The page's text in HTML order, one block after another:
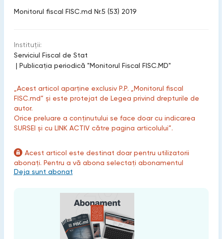
Monitorul fiscal FISC.md Nr.5 (53) 2019
Instituții:
Serviciul Fiscal de Stat
| Publicaţia periodică "Monitorul Fiscal FISC.MD"
„Acest articol aparține exclusiv P.P. „Monitorul fiscal
FISC.md” și este protejat de Legea privind drepturile de
autor.
Orice preluare a conținutului se face doar cu indicarea
SURSEI și cu LINK ACTIV către pagina articolului”.
Acest articol este destinat doar pentru utilizatorii
abonați. Pentru a vă abona selectați abonamentul
Deja sunt abonat